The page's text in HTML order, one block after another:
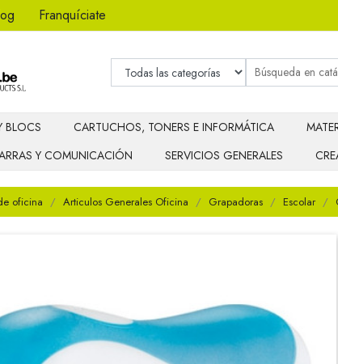
Franquíciate
BLOCS CARTUCHOS, TONERS E INFORMÁTICA
Y COMUNICACIÓN
SERVICIOS GENERALES
oficina Articulos Generales Oficina Grapadoras Escolar